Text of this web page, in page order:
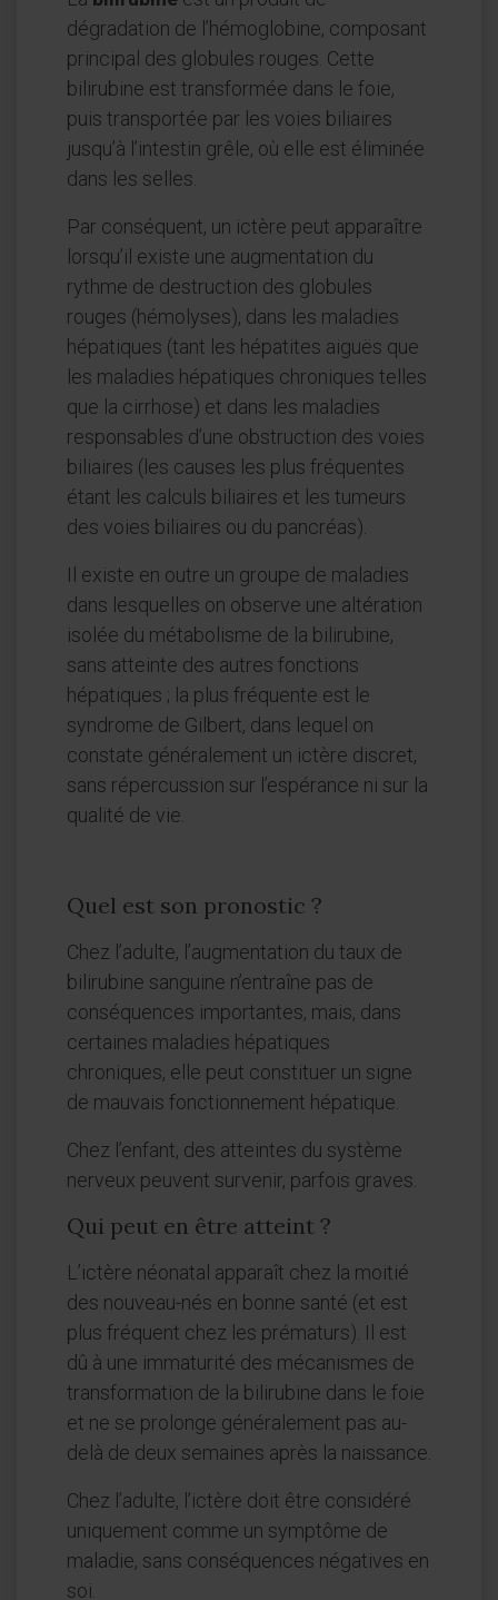
dégradation de l’hémoglobine, composant
principal des globules rouges. Cette
bilirubine est transformée dans le foie,
puis transportée par les voies biliaires
jusqu’à l’intestin grêle, où elle est éliminée
dans les selles.
Par conséquent, un ictère peut apparaître
lorsqu’il existe une augmentation du
rythme de destruction des globules
rouges (hémolyses), dans les maladies
hépatiques (tant les hépatites aiguës que
les maladies hépatiques chroniques telles
que la cirrhose) et dans les maladies
responsables d’une obstruction des voies
biliaires (les causes les plus fréquentes
étant les calculs biliaires et les tumeurs
des voies biliaires ou du pancréas).
Il existe en outre un groupe de maladies
dans lesquelles on observe une altération
isolée du métabolisme de la bilirubine,
sans atteinte des autres fonctions
hépatiques ; la plus fréquente est le
syndrome de Gilbert, dans lequel on
constate généralement un ictère discret,
sans répercussion sur l’espérance ni sur la
qualité de vie.
Quel est son pronostic ?
Chez l’adulte, l’augmentation du taux de
bilirubine sanguine n’entraîne pas de
conséquences importantes, mais, dans
certaines maladies hépatiques
chroniques, elle peut constituer un signe
de mauvais fonctionnement hépatique.
Chez l’enfant, des atteintes du système
nerveux peuvent survenir, parfois graves.
Qui peut en être atteint ?
L’ictère néonatal apparaît chez la moitié
des nouveau-nés en bonne santé (et est
plus fréquent chez les prématurs). Il est
dû à une immaturité des mécanismes de
transformation de la bilirubine dans le foie
et ne se prolonge généralement pas au-
delà de deux semaines après la naissance.
Chez l’adulte, l’ictère doit être considéré
uniquement comme un symptôme de
maladie, sans conséquences négatives en
soi.